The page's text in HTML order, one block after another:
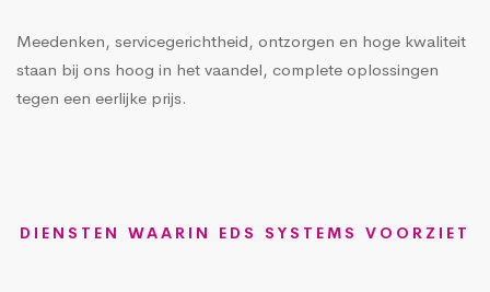
Meedenken, servicegerichtheid, ontzorgen en hoge kwaliteit
staan bij ons hoog in het vaandel, complete oplossingen
tegen een eerlijke prijs.
DIENSTEN WAARIN EDS SYSTEMS VOORZIET